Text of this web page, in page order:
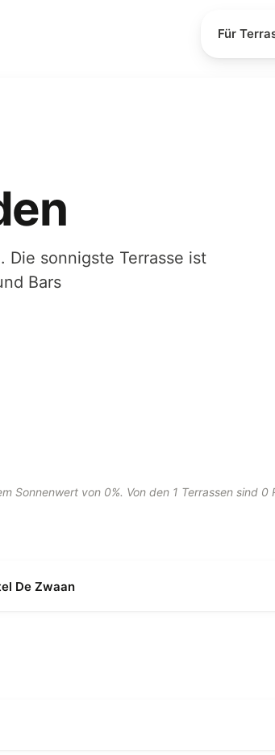
Für
Die sonnigste Terrasse ist
Bars
Sonnenwert von 0%. Von den 1 Terrassen sind
De Zwaan